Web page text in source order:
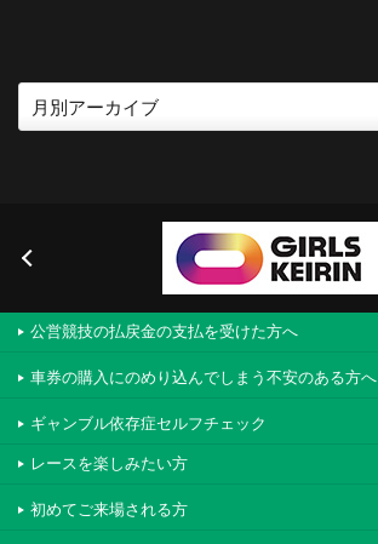
公営競技の払戻金の支払を受けた方へ
車券の購入にのめり込んでしまう不安のある方へ
ギャンブル依存症セルフチェック
レースを楽しみたい方
初めてご来場される方